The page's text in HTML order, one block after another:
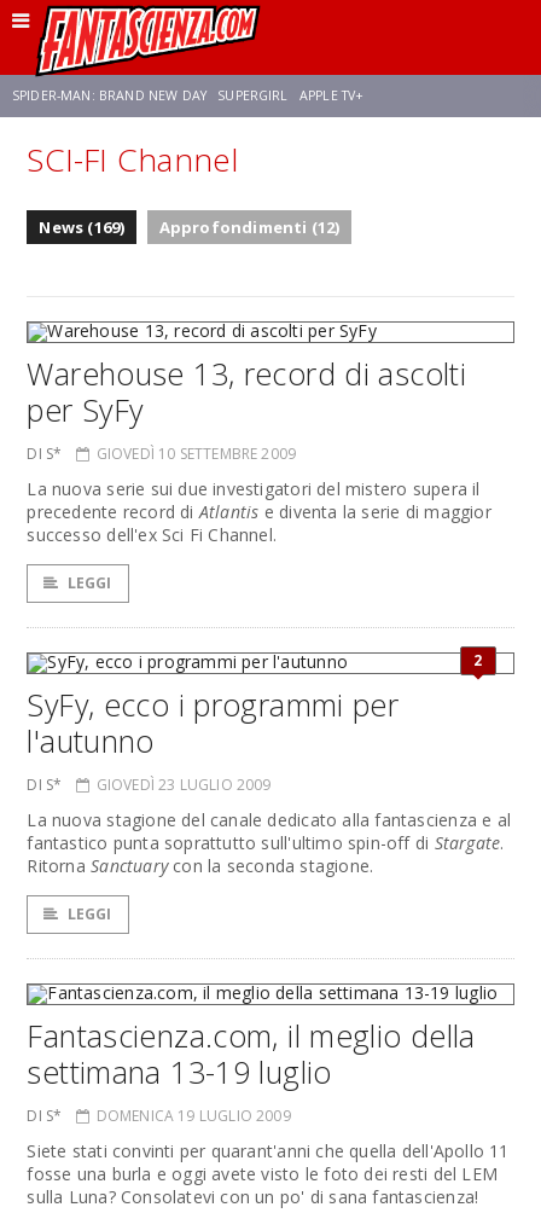
SPIDER-MAN: BRAND NEW DAY SUPERGIRL APPLE TV+
FRANCO RICCIARDIELLO ZENDAYA
SCI-FI Channel
News (169) Approfondimenti (12)
Warehouse 13, record di ascolti
per SyFy
DI S* GIOVEDÌ 10 SETTEMBRE 2009
La nuova serie sui due investigatori del mistero supera il
precedente record diAtlantis e diventa la serie di maggior
successo dell'ex Sci Fi Channel.
LEGGI
2
SyFy, ecco i programmi per
l'autunno
DI S* GIOVEDÌ 23 LUGLIO 2009
La nuova stagione del canale dedicato alla fantascienza e al
fantastico punta soprattutto sull'ultimo spin-off di Stargate.
RitornaSanctuarycon la seconda stagione.
LEGGI
Fantascienza.com, il meglio della
settimana 13-19 luglio
DI S* DOMENICA 19 LUGLIO 2009
Siete stati convinti per quarant'anni che quella dell'Apollo 11
fosse una burla e oggi avete visto le foto dei resti del LEM
sulla Luna? Consolatevi con un po' di sana fantascienza!